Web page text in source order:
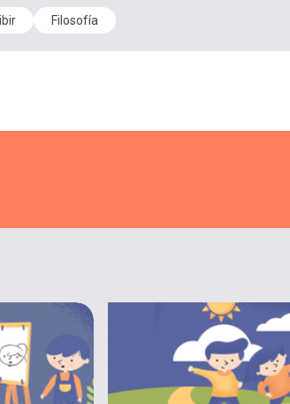
Filosofía